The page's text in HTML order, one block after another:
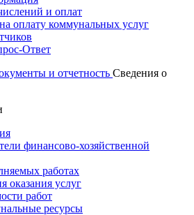
и оплат
оплату коммунальных услуг
Ответ
и отчетность Сведения о
финансово-хозяйственной
работах
оказания услуг
работ
ресурсы